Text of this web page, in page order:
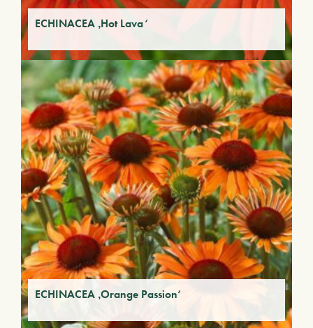
ECHINACEA ‚Hot Lava‘
ECHINACEA ‚Orange Passion‘